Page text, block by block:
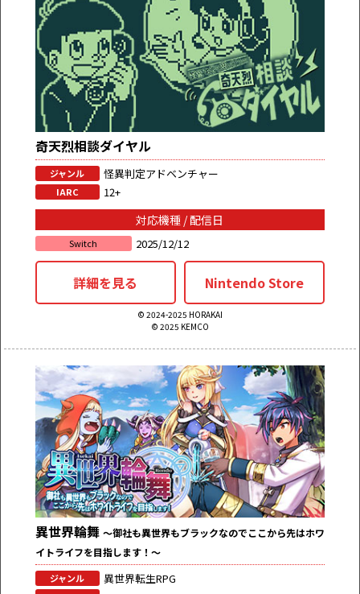
奇天烈相談ダイヤル
ジャンル 怪異判定アドベンチャー
IARC 12+
対応機種 / 配信日
Switch 2025/12/12
詳細を見る Nintendo Store
© 2024-2025 HORAKAI
© 2025 KEMCO
異世界輪舞 ～御社も異世界もブラックなのでここから先はホワ
イトライフを目指します！～
ジャンル 異世界転生RPG